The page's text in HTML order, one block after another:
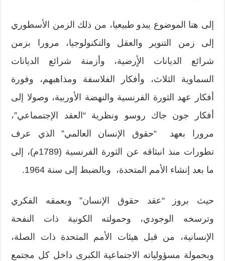
إلى هنا الموضوع يبدو طبيعيا، من ذلك الزمن الأسطوري
إلى زمن التنوير والعقل والتكنولوجيا، مرورا بزمن
شرائع الديانات الأٍرضية، وأزمنة شرائع الديانات
السماوية الثلاث، وأفكار الفلاسفة ومذاهبهم، وفورة
أفكار عهد الثورة الفرنسية والنهضة الأوربية، وصولا إلى
أفكار جون جاك روسو ونظرية “العقد الإجتمماعي”،
مرورا بعهد “حقوق الإنسان العالمي” الذي عرف
تطورات منذ انبثاقه عن الثورة الفرنسية (1789م)، إلى
ما بعد إنشاء الأمم المتحدة، وبالضبط إلى سنة 1964.
حيث بروز “عقد حقوق الإنسان” وبعمقه الفكري
وترسخه الوجودي، وحمولته الكونية ذات النفحة
الإنسانية، من قبل هيئات الأمم المتحدة ذات الصلة،
وبحمولة مسؤولياته الاجتماعية الكبرى داخل كل مجتمع